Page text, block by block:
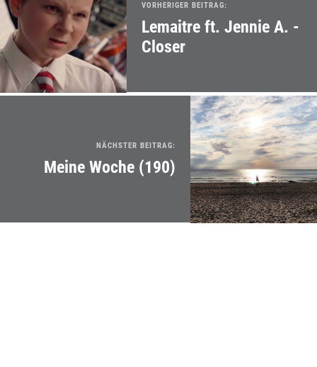
VORHERIGER BEITRAG:
Lemaitre ft. Jennie A. -
Closer
NÄCHSTER BEITRAG:
Meine Woche (190)